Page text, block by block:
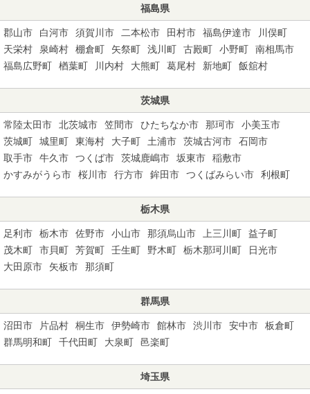
福島県
郡山市 白河市 須賀川市 二本松市 田村市 福島伊達市
川俣町
天栄村
泉崎村 棚倉町 矢祭町 浅川町 古殿町 小野町
南相馬市
福島広野町
楢葉町 川内村 大熊町 葛尾村 新地町 飯舘村
茨城県
常陸太田市 北茨城市 笠間市 ひたちなか市 那珂市
小美玉市
茨城町
城里町 東海村 大子町 土浦市 茨城古河市
石岡市
取手市
牛久市 つくば市 茨城鹿嶋市 坂東市
稲敷市
かすみがうら市
桜川市 行方市 鉾田市 つくばみらい市 利根町
栃木県
足利市 栃木市 佐野市 小山市 那須烏山市 上三川町
益子町
茂木町
市貝町 芳賀町 壬生町 野木町 栃木那珂川町
日光市
大田原市
矢板市 那須町
群馬県
沼田市 片品村 桐生市 伊勢崎市 館林市 渋川市 安中市
板倉町
群馬明和町
千代田町 大泉町 邑楽町
埼玉県